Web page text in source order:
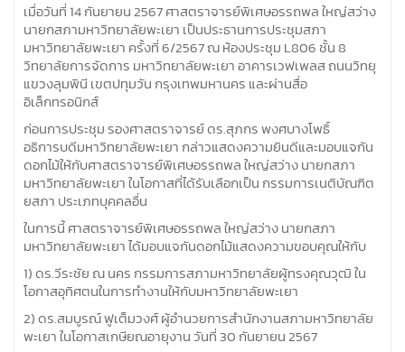
เมื่อวันที่ 14 กันยายน 2567 ศาสตราจารย์พิเศษอรรถพล ใหญ่สว่าง
นายกสภามหาวิทยาลัยพะเยา เป็นประธานการประชุมสภา
มหาวิทยาลัยพะเยา ครั้งที่ 6/2567 ณ ห้องประชุม L806 ชั้น 8
วิทยาลัยการจัดการ มหาวิทยาลัยพะเยา อาคารเวฟเพลส ถนนวิทยุ
แขวงลุมพินี เขตปทุมวัน กรุงเทพมหานคร และผ่านสื่อ
อิเล็กทรอนิกส์
ก่อนการประชุม รองศาสตราจารย์ ดร.สุภกร พงศบางโพธิ์
อธิการบดีมหาวิทยาลัยพะเยา กล่าวแสดงความยินดีและมอบแจกัน
ดอกไม้ให้กับศาสตราจารย์พิเศษอรรถพล ใหญ่สว่าง นายกสภา
มหาวิทยาลัยพะเยา ในโอกาสที่ได้รับเลือกเป็น กรรมการเนติบัณฑิต
ยสภา ประเภทบุคคลอื่น
ในการนี้ ศาสตราจารย์พิเศษอรรถพล ใหญ่สว่าง นายกสภา
มหาวิทยาลัยพะเยา ได้มอบแจกันดอกไม้แสดงความขอบคุณให้กับ
1) ดร.วีระชัย ณ นคร กรรมการสภามหาวิทยาลัยผู้ทรงคุณวุฒิ ใน
โอกาสอุทิศตนในการทำงานให้กับมหาวิทยาลัยพะเยา
2) ดร.สมบูรณ์ ฟูเต็มวงศ์ ผู้อำนวยการสำนักงานสภามหาวิทยาลัย
พะเยา ในโอกาสเกษียณอายุงาน วันที่ 30 กันยายน 2567